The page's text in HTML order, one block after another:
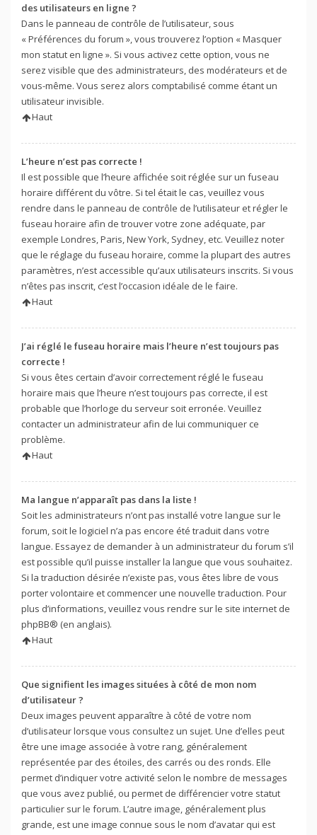
des utilisateurs en ligne ?
Dans le panneau de contrôle de l’utilisateur, sous
« Préférences du forum », vous trouverez l’option « Masquer
mon statut en ligne ». Si vous activez cette option, vous ne
serez visible que des administrateurs, des modérateurs et de
vous-même. Vous serez alors comptabilisé comme étant un
utilisateur invisible.
Haut
L’heure n’est pas correcte !
Il est possible que l’heure affichée soit réglée sur un fuseau
horaire différent du vôtre. Si tel était le cas, veuillez vous
rendre dans le panneau de contrôle de l’utilisateur et régler le
fuseau horaire afin de trouver votre zone adéquate, par
exemple Londres, Paris, New York, Sydney, etc. Veuillez noter
que le réglage du fuseau horaire, comme la plupart des autres
paramètres, n’est accessible qu’aux utilisateurs inscrits. Si vous
n’êtes pas inscrit, c’est l’occasion idéale de le faire.
Haut
J’ai réglé le fuseau horaire mais l’heure n’est toujours pas
correcte !
Si vous êtes certain d’avoir correctement réglé le fuseau
horaire mais que l’heure n’est toujours pas correcte, il est
probable que l’horloge du serveur soit erronée. Veuillez
contacter un administrateur afin de lui communiquer ce
problème.
Haut
Ma langue n’apparaît pas dans la liste !
Soit les administrateurs n’ont pas installé votre langue sur le
forum, soit le logiciel n’a pas encore été traduit dans votre
langue. Essayez de demander à un administrateur du forum s’il
est possible qu’il puisse installer la langue que vous souhaitez.
Si la traduction désirée n’existe pas, vous êtes libre de vous
porter volontaire et commencer une nouvelle traduction. Pour
plus d’informations, veuillez vous rendre surle site internet de
phpBB® (en anglais).
Haut
Que signifient les images situées à côté de mon nom
d’utilisateur ?
Deux images peuvent apparaître à côté de votre nom
d’utilisateur lorsque vous consultez un sujet. Une d’elles peut
être une image associée à votre rang, généralement
représentée par des étoiles, des carrés ou des ronds. Elle
permet d’indiquer votre activité selon le nombre de messages
que vous avez publié, ou permet de différencier votre statut
particulier sur le forum. L’autre image, généralement plus
grande, est une image connue sous le nom d’avatar qui est